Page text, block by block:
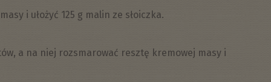
i ułożyć 125 g malin ze słoiczka.
a na niej rozsmarować resztę kremowej masy i